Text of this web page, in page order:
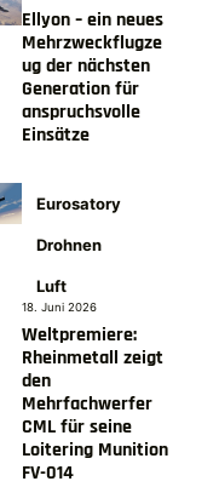
Ellyon – ein neues
Mehrzweckflugze
ug der nächsten
Generation für
anspruchsvolle
Einsätze
Eurosatory
Drohnen
Luft
18. Juni 2026
Weltpremiere:
Rheinmetall zeigt
den
Mehrfachwerfer
CML für seine
Loitering Munition
FV-014